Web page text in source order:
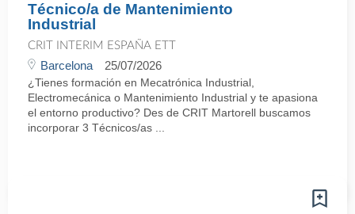
Técnico/a de Mantenimiento
Industrial
CRIT INTERIM ESPAÑA ETT
Barcelona 25/07/2026
¿Tienes formación en Mecatrónica Industrial,
Electromecánica o Mantenimiento Industrial y te apasiona
el entorno productivo? Des de CRIT Martorell buscamos
incorporar 3 Técnicos/as ...